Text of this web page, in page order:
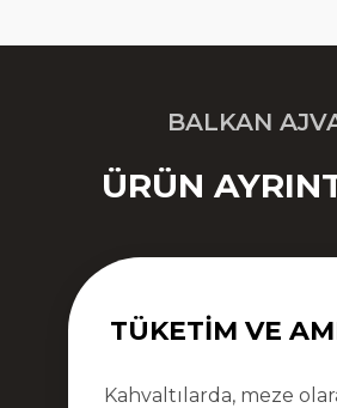
BALKAN
ÜRÜN
TÜKETIM VE
Kahvaltılarda, meze